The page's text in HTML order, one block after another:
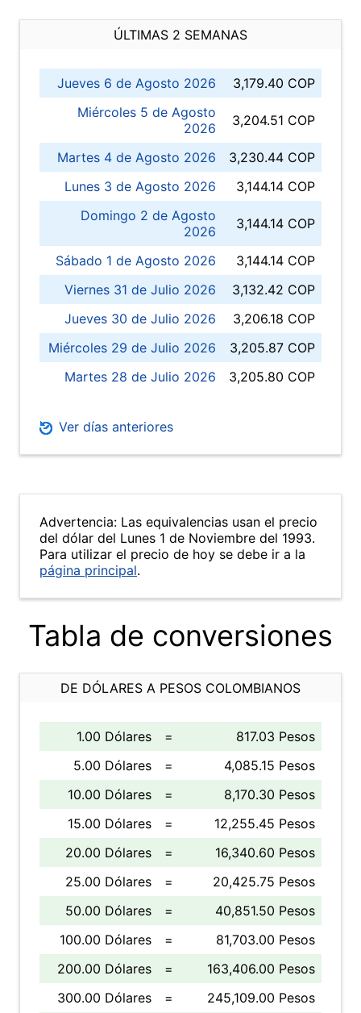
ÚLTIMAS 2 SEMANAS
Jueves 6 de Agosto 2026
3,179.40 COP
Miércoles 5 de Agosto
2026
3,204.51 COP
Martes 4 de Agosto 2026
3,230.44 COP
Lunes 3 de Agosto 2026
3,144.14 COP
Domingo 2 de Agosto
2026
3,144.14 COP
Sábado 1 de Agosto 2026
3,144.14 COP
Viernes 31 de Julio 2026
3,132.42 COP
Jueves 30 de Julio 2026
3,206.18 COP
Miércoles 29 de Julio 2026
3,205.87 COP
Martes 28 de Julio 2026
3,205.80 COP
Ver días anteriores
Advertencia: Las equivalencias usan el precio
del dólar del Lunes 1 de Noviembre del 1993.
Para utilizar el precio de hoy se debe ir a la
página principal.
Tabla de conversiones
DE DÓLARES A PESOS COLOMBIANOS
1.00 Dólares =
817.03 Pesos
5.00 Dólares
=
4,085.15 Pesos
10.00 Dólares
=
8,170.30 Pesos
15.00 Dólares
=
12,255.45 Pesos
20.00 Dólares
=
16,340.60 Pesos
25.00 Dólares
=
20,425.75 Pesos
50.00 Dólares
=
40,851.50 Pesos
100.00 Dólares
=
81,703.00 Pesos
200.00 Dólares
=
163,406.00 Pesos
300.00 Dólares
=
245,109.00 Pesos